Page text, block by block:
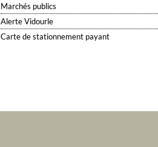
Marchés publics
Alerte Vidourle
Carte de stationnement payant